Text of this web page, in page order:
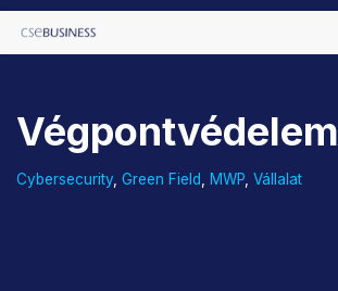
content
Végpontvédelem
Cybersecurity Green Field MWP Vállalat